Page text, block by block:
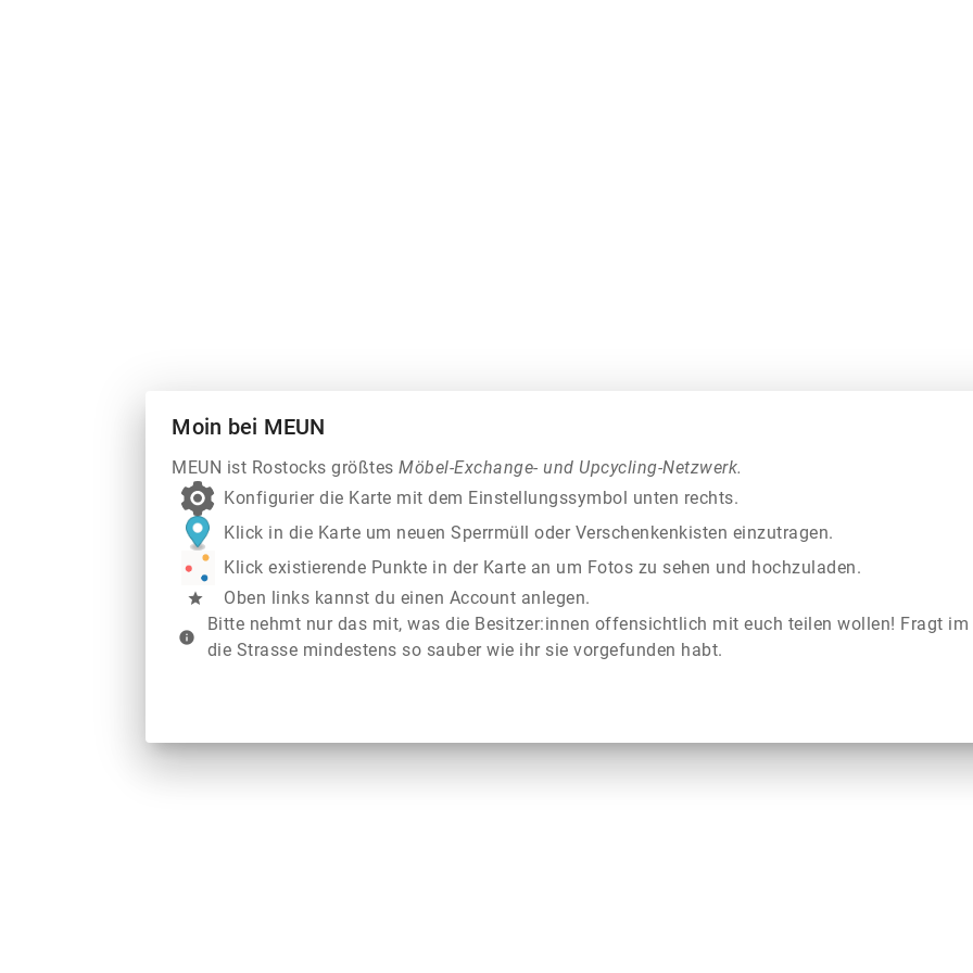
Moin bei MEUN
MEUN ist Rostocks größtesMöbel-Exchange- und Upcycling-Netzwerk.
Konfigurier die Karte mit dem Einstellungssymbol unten rechts.
Klick in die Karte um neuen Sperrmüll oder Verschenkenkisten einzutragen.
Klick existierende Punkte in der Karte an um Fotos zu sehen und hochzuladen.
star Oben links kannst du einen Account anlegen.
info
Bitte nehmt nur das mit, was die Besitzer:innen offensichtlich mit euch teilen wollen! Fragt
die Strasse mindestens so sauber wie ihr sie vorgefunden habt.